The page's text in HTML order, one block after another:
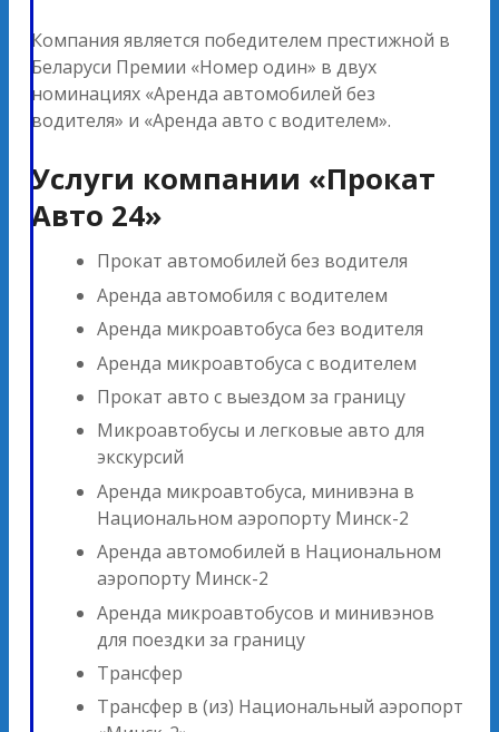
Компания является победителем престижной в
Беларуси Премии «Номер один» в двух
номинациях «Аренда автомобилей без
водителя» и «Аренда авто с водителем».
Услуги компании «Прокат
Авто 24»
Прокат автомобилей без водителя
Аренда автомобиля с водителем
Аренда микроавтобуса без водителя
Аренда микроавтобуса с водителем
Прокат авто с выездом за границу
Микроавтобусы и легковые авто для
экскурсий
Аренда микроавтобуса, минивэна в
Национальном аэропорту Минск-2
Аренда автомобилей в Национальном
аэропорту Минск-2
Аренда микроавтобусов и минивэнов
для поездки за границу
Трансфер
Трансфер в (из) Национальный аэропорт